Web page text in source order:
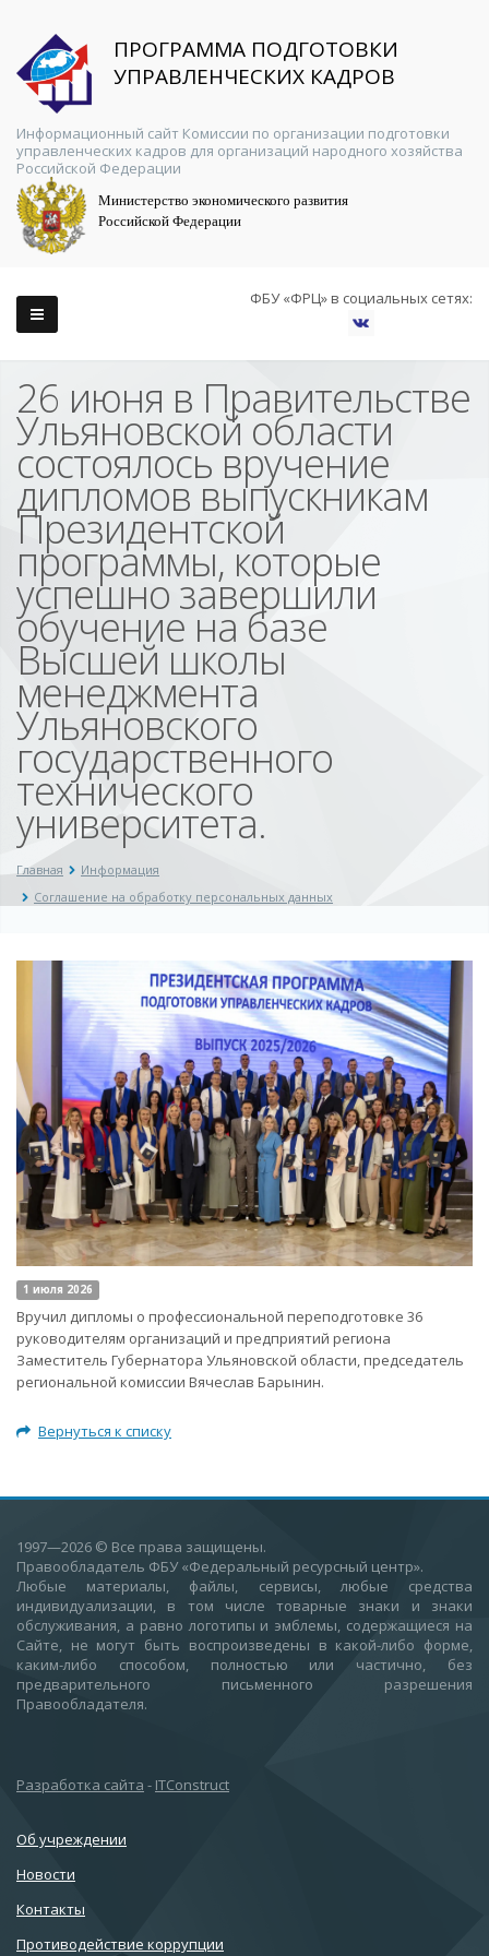
ПРОГРАММА ПОДГОТОВКИ
УПРАВЛЕНЧЕСКИХ КАДРОВ
Информационный сайт Комиссии по организации подготовки
управленческих кадров для организаций народного хозяйства
Российской Федерации
Министерство экономического развития
Российской Федерации
ФБУ «ФРЦ» в социальных сетях:
26 июня в Правительстве
Ульяновской области
состоялось вручение
дипломов выпускникам
Президентской
программы, которые
успешно завершили
обучение на базе
Высшей школы
менеджмента
Ульяновского
государственного
технического
университета.
Главная
Информация
Соглашение на обработку персональных данных
1 июля 2026
Вручил дипломы о профессиональной переподготовке 36
руководителям организаций и предприятий региона
Заместитель Губернатора Ульяновской области, председатель
региональной комиссии Вячеслав Барынин.
Вернуться к списку
1997—2026 © Все права защищены.
Правообладатель ФБУ «Федеральный ресурсный центр».
Любые материалы, файлы, сервисы, любые средства
индивидуализации, в том числе товарные знаки и знаки
обслуживания, а равно логотипы и эмблемы, содержащиеся на
Сайте, не могут быть воспроизведены в какой-либо форме,
каким-либо способом, полностью или частично, без
предварительного письменного разрешения
Правообладателя.
Разработка сайта - ITConstruct
Об учреждении
Новости
Контакты
Противодействие коррупции